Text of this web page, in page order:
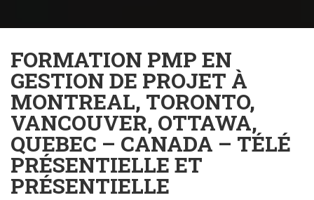
FORMATION PMP EN
GESTION DE PROJET À
MONTREAL, TORONTO,
VANCOUVER, OTTAWA,
QUEBEC – CANADA – TÉLÉ
PRÉSENTIELLE ET
PRÉSENTIELLE